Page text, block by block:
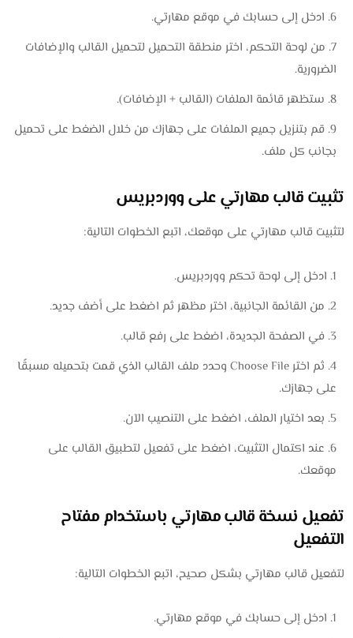
ادخل إلى حسابك في موقع مهارتي.
من لوحة التحكم، اختر منطقة التحميل لتحميل القالب والإضافات
الضرورية.
ستظهر قائمة الملفات (القالب + الإضافات).
قم بتنزيل جميع الملفات على جهازك من خلال الضغط على تحميل
بجانب كل ملف.
تثبيت قالب مهارتي على ووردبريس
لتثبيت قالب مهارتي على موقعك، اتبع الخطوات التالية:
ادخل إلى لوحة تحكم ووردبريس.
من القائمة الجانبية، اختر مظهر ثم اضغط على أضف جديد.
في الصفحة الجديدة، اضغط على رفع قالب.
ثم اختر Choose File وحدد ملف القالب الذي قمت بتحميله مسبقًا
على جهازك.
بعد اختيار الملف، اضغط على التنصيب الآن.
عند اكتمال التثبيت، اضغط على تفعيل لتطبيق القالب على
موقعك.
تفعيل نسخة قالب مهارتي باستخدام مفتاح
التفعيل
لتفعيل قالب مهارتي بشكل صحيح، اتبع الخطوات التالية:
ادخل إلى حسابك في موقع مهارتي.